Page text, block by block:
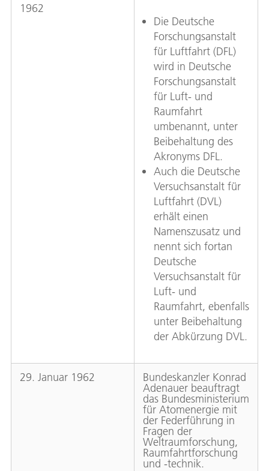
1962
Die Deutsche
Forschungsanstalt
für Luftfahrt (DFL)
wird in Deutsche
Forschungsanstalt
für Luft- und
Raumfahrt
umbenannt, unter
Beibehaltung des
Akronyms DFL.
Auch die Deutsche
Versuchsanstalt für
Luftfahrt (DVL)
erhält einen
Namenszusatz und
nennt sich fortan
Deutsche
Versuchsanstalt für
Luft- und
Raumfahrt, ebenfalls
unter Beibehaltung
der Abkürzung DVL.
29. Januar 1962 Bundeskanzler Konrad
Adenauer beauftragt
das Bundesministerium
für Atomenergie mit
der Federführung in
Fragen der
Weltraumforschung,
Raumfahrtforschung
und -technik.